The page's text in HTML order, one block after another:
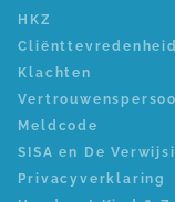
HKZ
Cliënttevredenheid
Klachten
Meldcode
SISA en De
Privacyverklaring